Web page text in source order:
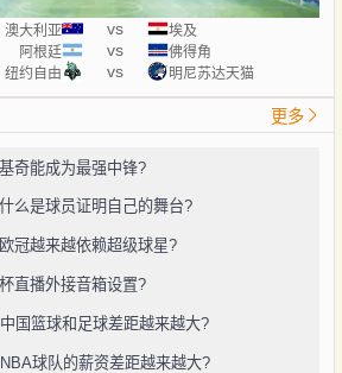
澳大利亚 vs
埃及
阿根廷 vs
佛得角
纽约自由 vs 明尼苏达天猫
更多
奇能成为最强中锋?
么是球员证明自己的舞台?
冠越来越依赖超级球星?
直播外接音箱设置?
国篮球和足球差距越来越大?
球队的薪资差距越来越大?